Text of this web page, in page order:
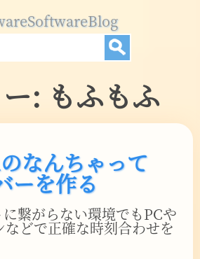
SoftwareBlog
: もふもふ
なんちゃって
ーを作る
繋がらない環境でもPCや
どで正確な時刻合わせを